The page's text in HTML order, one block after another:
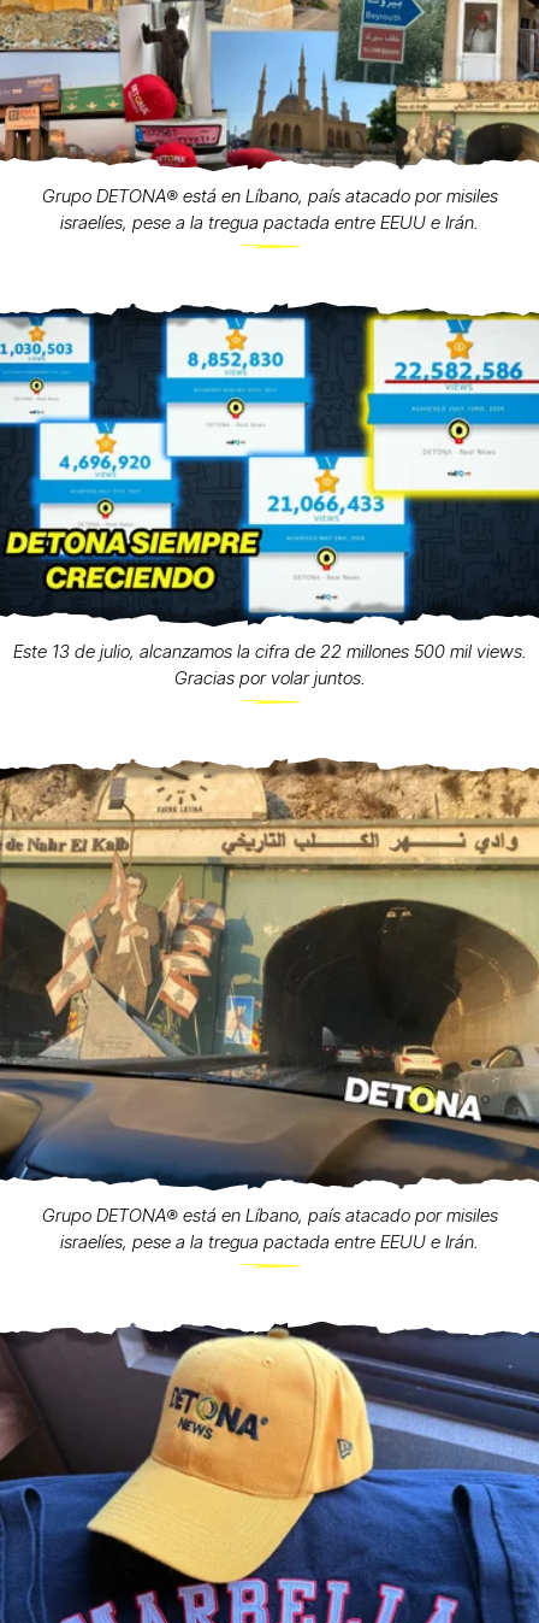
Grupo DETONA®️ está en Líbano, país atacado por misiles
israelíes, pese a la tregua pactada entre EEUU e Irán.
Este 13 de julio, alcanzamos la cifra de 22 millones 500 mil views.
Gracias por volar juntos.
Grupo DETONA®️ está en Líbano, país atacado por misiles
israelíes, pese a la tregua pactada entre EEUU e Irán.